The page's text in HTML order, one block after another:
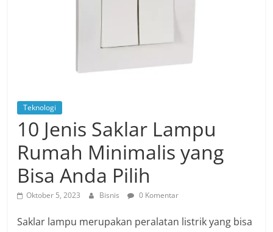
Teknologi
10 Jenis Saklar Lampu
Rumah Minimalis yang
Bisa Anda Pilih
Oktober 5, 2023 Bisnis 0 Komentar
Saklar lampu merupakan peralatan listrik yang bisa